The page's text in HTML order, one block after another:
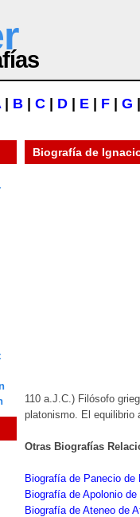
| B C D E F G
Biografía de
110 a.J.C.) Filósofo
platonismo. El equilibrio
Otras Biografías
Biografía de Panecio de
Biografía de Apolonio de
Biografía de Ateneo de